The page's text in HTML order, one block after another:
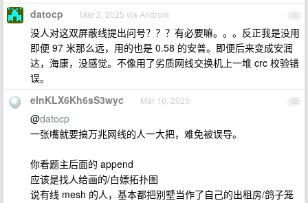
41
datocp Mar 2, 2025 via Android
没人对这双屏蔽线提出问号？？？有必要嘛。。。反正我是没用
即便 97 米那么远，用的也是 0.58 的安普。即便后来变成安润
达，海康，没感觉。不像用了劣质网线交换机上一堆 crc 校验错
误。
42
eInKLX6Kh6sS3wyc Mar 10, 2025
@datocp
一张嘴就要搞万兆网线的人一大把，难免被误导。
你看题主后面的 append
应该是找人给画的/白嫖拓扑图
说有线 mesh 的人，基本都把别墅当作了自己的出租房/鸽子笼